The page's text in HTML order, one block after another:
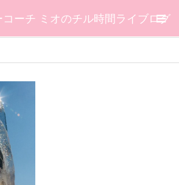
コーチ ミオのチル時間ライブログ